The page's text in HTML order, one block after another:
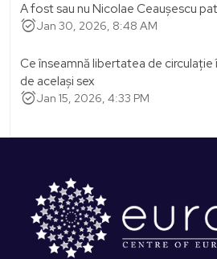
A fost sau nu Nicolae Ceaușescu
alarm_onJan 30, 2026, 8:48 AM
Ce înseamnă libertatea de circulație
de același sex
alarm_onJan 15, 2026, 4:33 PM